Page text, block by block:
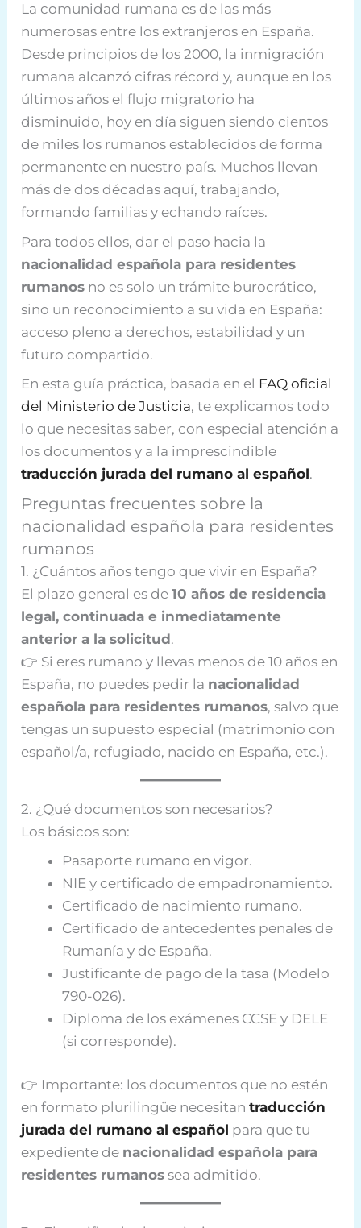
La comunidad rumana es de las más
numerosas entre los extranjeros en España.
Desde principios de los 2000, la inmigración
rumana alcanzó cifras récord y, aunque en los
últimos años el flujo migratorio ha
disminuido, hoy en día siguen siendo cientos
de miles los rumanos establecidos de forma
permanente en nuestro país. Muchos llevan
más de dos décadas aquí, trabajando,
formando familias y echando raíces.
Para todos ellos, dar el paso hacia la
nacionalidad española para residentes
rumanos no es solo un trámite burocrático,
sino un reconocimiento a su vida en España:
acceso pleno a derechos, estabilidad y un
futuro compartido.
En esta guía práctica, basada en el FAQ oficial
del Ministerio de Justicia, te explicamos todo
lo que necesitas saber, con especial atención a
los documentos y a la imprescindible
traducción jurada del rumano al español.
Preguntas frecuentes sobre la
nacionalidad española para residentes
rumanos
1. ¿Cuántos años tengo que vivir en España?
El plazo general es de10 años de residencia
legal, continuada e inmediatamente
anterior a la solicitud.
👉 Si eres rumano y llevas menos de 10 años en
España, no puedes pedir la nacionalidad
española para residentes rumanos, salvo que
tengas un supuesto especial (matrimonio con
español/a, refugiado, nacido en España, etc.).
2. ¿Qué documentos son necesarios?
Los básicos son:
Pasaporte rumano en vigor.
NIE y certificado de empadronamiento.
Certificado de nacimiento rumano.
Certificado de antecedentes penales de
Rumanía y de España.
Justificante de pago de la tasa (Modelo
790-026).
Diploma de los exámenes CCSE y DELE
(si corresponde).
👉 Importante: los documentos que no estén
en formato plurilingüe necesitantraducción
jurada del rumano al español para que tu
expediente de nacionalidad española para
residentes rumanos sea admitido.